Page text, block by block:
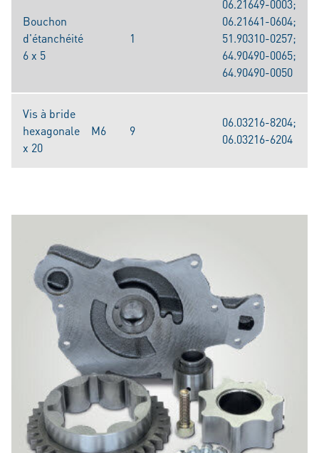
Bouchon
d'étanchéité
6 x 5
1
06.21649-0003;
06.21641-0604;
51.90310-0257;
64.90490-0065;
64.90490-0050
Vis à bride
hexagonale M6
x 20
9
06.03216-8204;
06.03216-6204